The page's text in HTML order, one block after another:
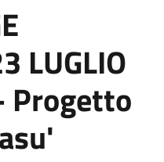
LUGLIO
Progetto